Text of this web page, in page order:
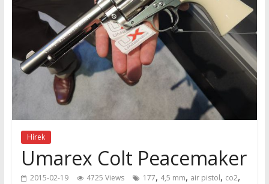
Hírek
Umarex Colt Peacemaker
2015-02-19 4725 Views 177, 4,5 mm, air pistol, co2,